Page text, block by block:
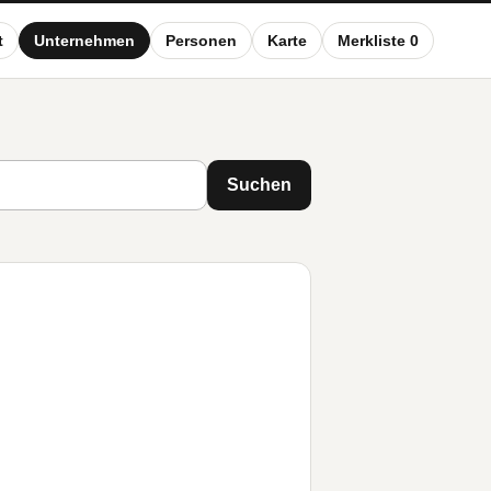
Unternehmen Personen Karte Merkliste 0
Suchen